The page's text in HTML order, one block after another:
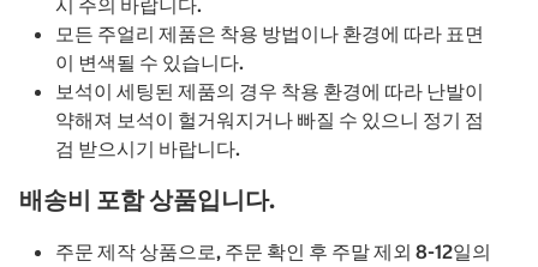
시 주의 바랍니다.
모든 주얼리 제품은 착용 방법이나 환경에 따라 표면
이 변색될 수 있습니다.
보석이 세팅된 제품의 경우 착용 환경에 따라 난발이
약해져 보석이 헐거워지거나 빠질 수 있으니 정기 점
검 받으시기 바랍니다.
배송비 포함 상품입니다.
주문 제작 상품으로, 주문 확인 후 주말 제외 8-12일의